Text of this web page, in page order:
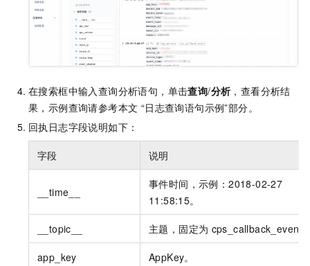
在搜索框中输入查询分析语句，单击查询/分析，查看分析结
果，示例查询请参考本文 “日志查询语句示例”部分。
回执日志字段说明如下：
字段 说明
__time__
事件时间，示例：2018-02-27
11:58:15。
__topic__ 主题，固定为 cps_callback_event
app_key AppKey。